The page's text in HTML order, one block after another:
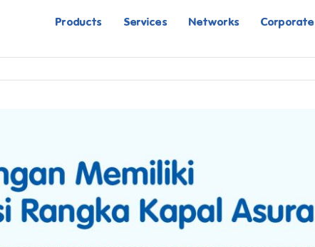
Products Services Networks Corporate